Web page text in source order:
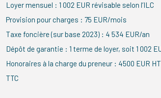
Loyer mensuel : 1 002 EUR révisable selon l’ILC
Provision pour charges : 75 EUR/mois
Taxe foncière (sur base 2023) : 4 534 EUR/an
Dépôt de garantie : 1 terme de loyer, soit 1 002
Honoraires à la charge du preneur : 4500 EUR
TTC